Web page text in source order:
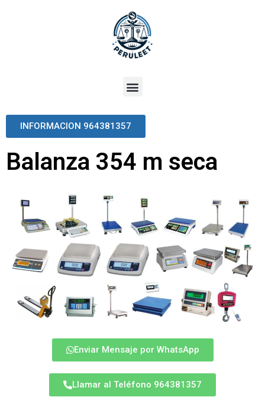
INFORMACION 964381357
Balanza 354 m seca
Enviar Mensaje por WhatsApp
Llamar al Teléfono 964381357